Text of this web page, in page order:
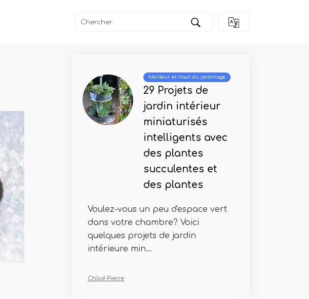
Meilleur et haut du jardinage
29 Projets de
jardin intérieur
miniaturisés
intelligents avec
des plantes
succulentes et
des plantes
Voulez-vous un peu d'espace vert
dans votre chambre? Voici
quelques projets de jardin
intérieure min...
Chloé Pierre